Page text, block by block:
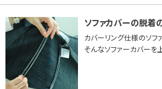
ソファカバーの脱着
カバーリング仕様のソフ
そんなソファーカバーを